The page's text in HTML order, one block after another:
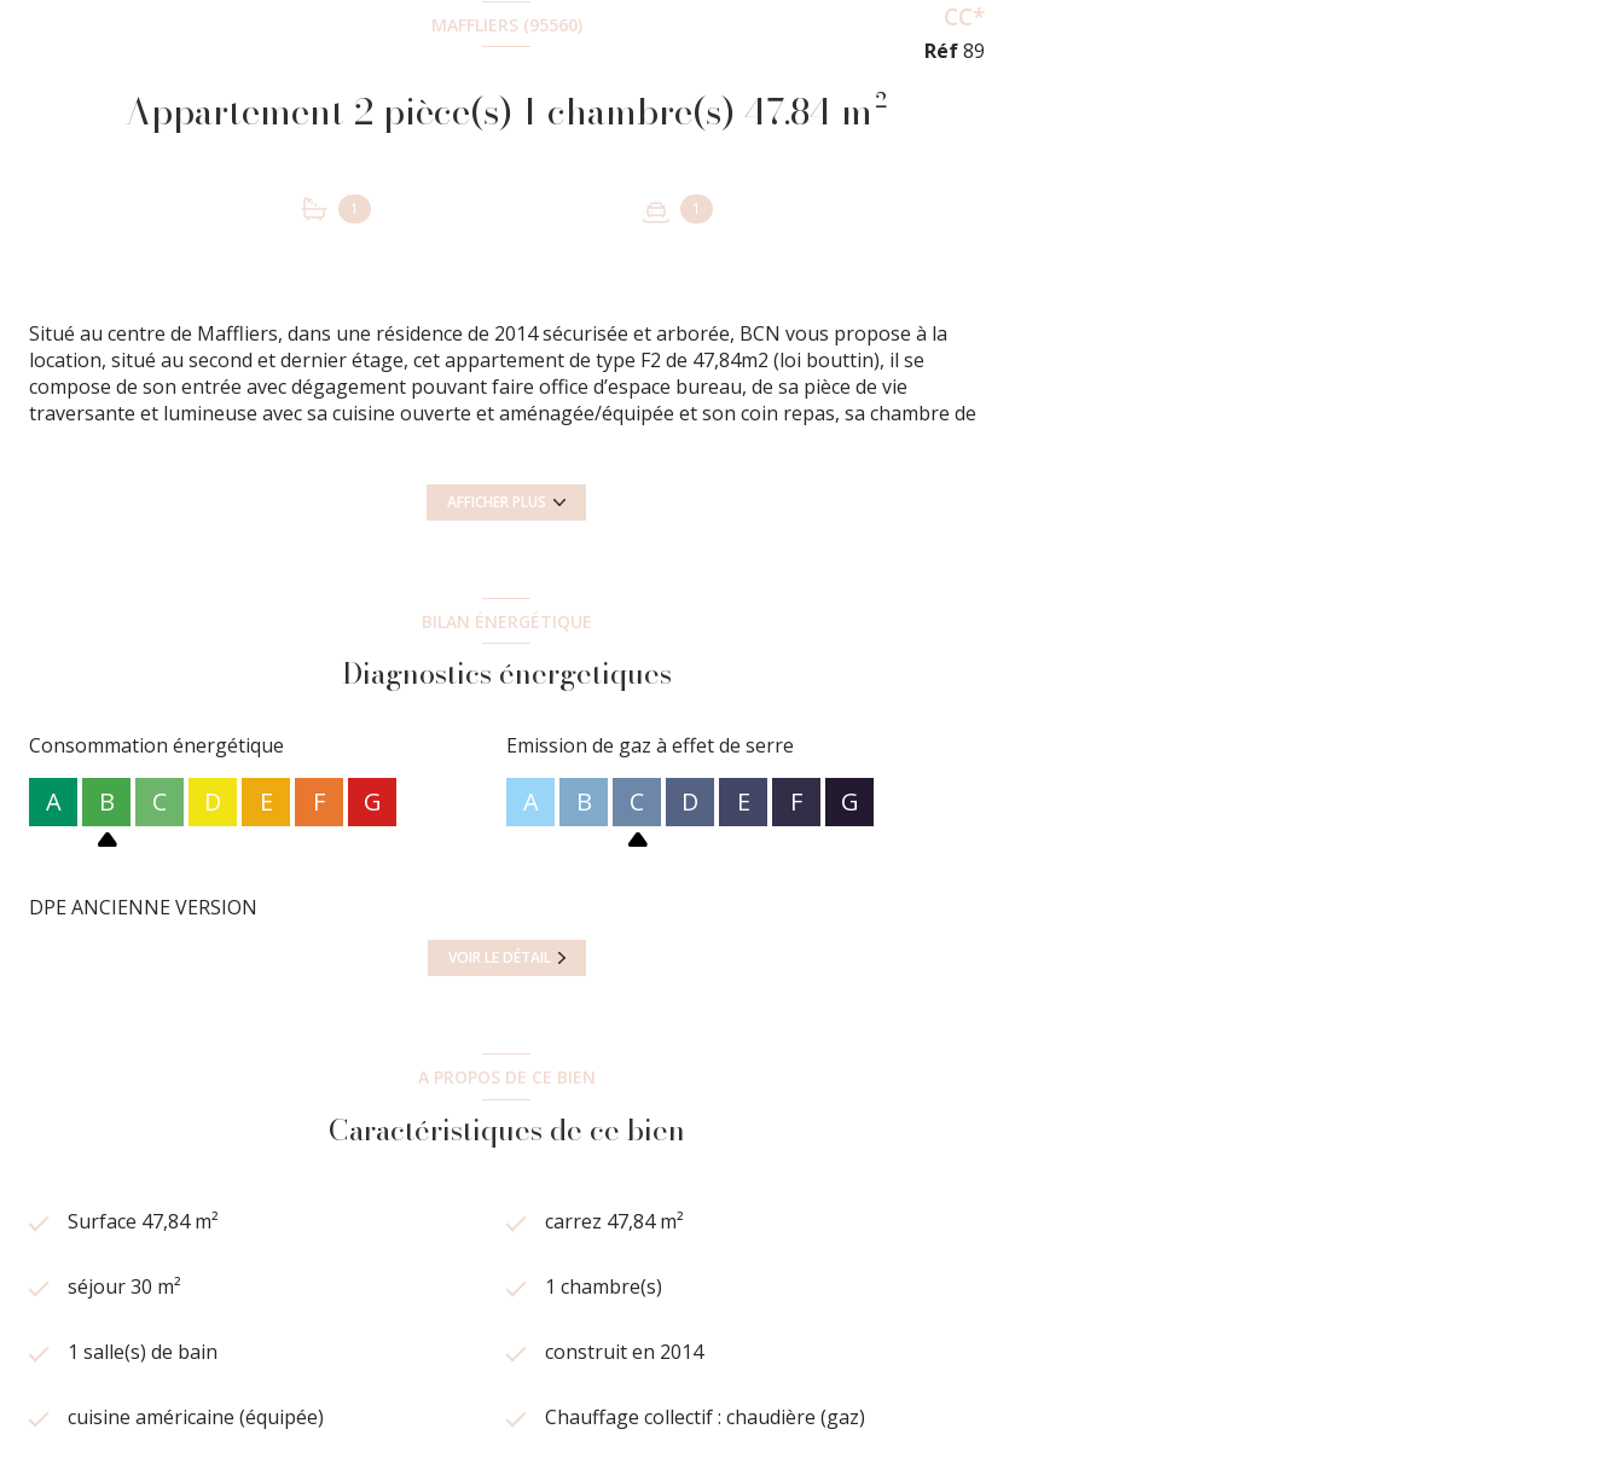
MAFFLIERS (95560)
Appartement 2 pièce(s) 1 chambre(s) 47.84 m²
1 1
CC*
Réf89
Situé au centre de Maffliers, dans une résidence de 2014 sécurisée et arborée, BCN vous propose à la
location, situé au second et dernier étage, cet appartement de type F2 de 47,84m2 (loi bouttin), il se
compose de son entrée avec dégagement pouvant faire office d’espace bureau, de sa pièce de vie
traversante et lumineuse avec sa cuisine ouverte et aménagée/équipée et son coin repas, sa chambre de
Loyer Charges comprises 800euros Dépôt de garantie : 734 euros Honoraires. Charge Locataire : -
Constitution dossier, visite et rédaction contrat : 382,72 euros TTC - État des lieux : 143,40€ euros TTC.
AFFICHER PLUS
BILAN ÉNERGÉTIQUE
Diagnostics énergetiques
Consommation énergétique
A B C D E F G
Emission de gaz à effet de serre
A B C D E F G
DPE ANCIENNE VERSION
VOIR LE DÉTAIL
A PROPOS DE CE BIEN
Caractéristiques de ce bien
Surface 47,84 m² carrez 47,84 m²
séjour 30 m² 1 chambre(s)
1 salle(s) de bain construit en 2014
cuisine américaine (équipée) Chauffage collectif : chaudière (gaz)